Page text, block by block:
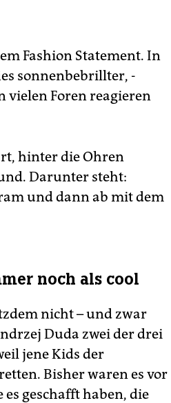
Fashion Statement. In
sonnenbebrillter,
vielen Foren reagieren
hinter die Ohren
Darunter steht:
und dann ab mit dem
noch als cool
nicht – und zwar
Duda zwei der drei
jene Kids der
Bisher waren es vor
geschafft haben, die